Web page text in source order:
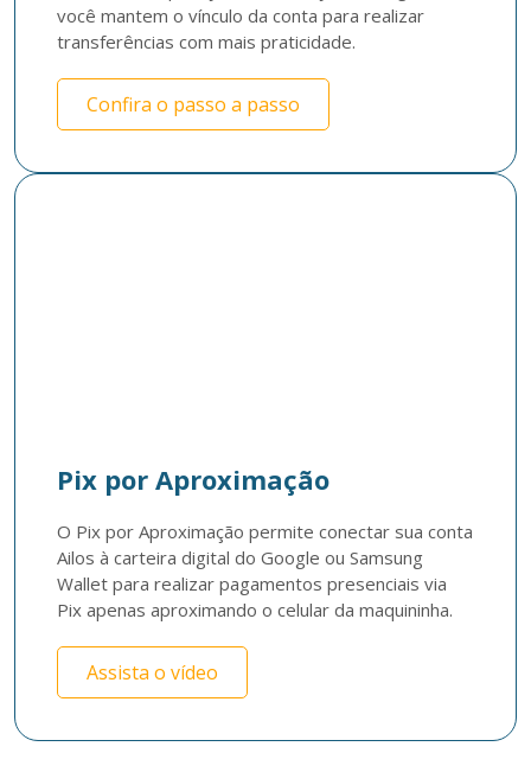
você mantem o vínculo da conta para realizar
transferências com mais praticidade.
Confira o passo a passo
Pix por Aproximação
O Pix por Aproximação permite conectar sua conta
Ailos à carteira digital do Google ou Samsung
Wallet para realizar pagamentos presenciais via
Pix apenas aproximando o celular da maquininha.
Assista o vídeo